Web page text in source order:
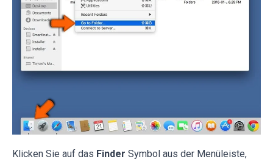
Klicken Sie auf das Finder Symbol aus der Menüleiste,